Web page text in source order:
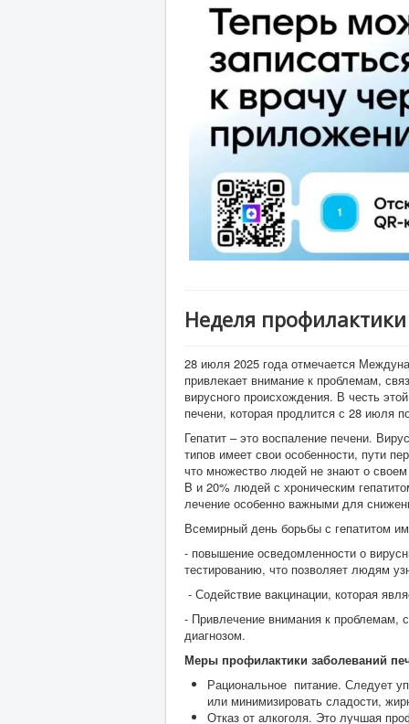
Неделя
28 июля 2025 года отмечается
привлекает внимание к проблемам,
вирусного происхождения. В честь
печени, которая продлится с 28 июля
Гепатит – это воспаление печени.
типов имеет свои особенности, пути
что множество людей не знают о
B и 20% людей с хроническим
лечение особенно важными для
Всемирный день борьбы с гепатитом
- повышение осведомленности о
тестированию, что позволяет людям
- Содействие вакцинации, которая
- Привлечение внимания к проблемам,
диагнозом.
Меры профилактики заболеваний
Рациональное питание. Следует
или минимизировать сладости,
Отказ от алкоголя. Это лучшая